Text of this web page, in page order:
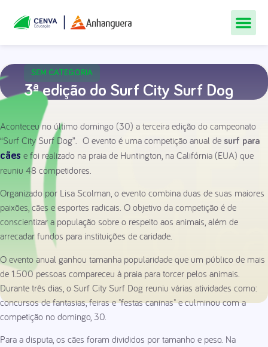
SEM CATEGORIA
3ª edição do Surf City Surf Dog
Aconteceu no último domingo (30) a terceira edição do campeonato
“Surf City Surf Dog”. O evento é uma competição anual de surf para
cães e foi realizado na praia de Huntington, na Califórnia (EUA) que
reuniu 48 competidores.
Organizado por Lisa Scolman, o evento combina duas de suas maiores
paixões, cães e esportes radicais. O objetivo da competição é de
conscientizar a população sobre o respeito aos animais, além de
arrecadar fundos para instituições de caridade.
O evento anual ganhou tamanha popularidade que um público de mais
de 1.500 pessoas compareceu à praia para torcer pelos animais.
Durante três dias, o Surf City Surf Dog reuniu várias atividades como:
concursos de fantasias, feiras e "festas caninas" e culminou com a
competição no domingo, 30.
Para a disputa, os cães foram divididos por tamanho e peso. Na